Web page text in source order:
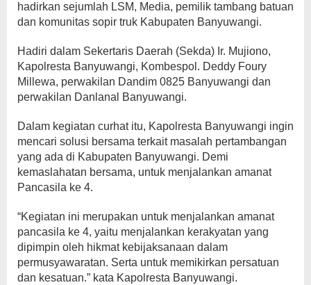
hadirkan sejumlah LSM, Media, pemilik tambang batuan
dan komunitas sopir truk Kabupaten Banyuwangi.
Hadiri dalam Sekertaris Daerah (Sekda) Ir. Mujiono,
Kapolresta Banyuwangi, Kombespol. Deddy Foury
Millewa, perwakilan Dandim 0825 Banyuwangi dan
perwakilan Danlanal Banyuwangi.
Dalam kegiatan curhat itu, Kapolresta Banyuwangi ingin
mencari solusi bersama terkait masalah pertambangan
yang ada di Kabupaten Banyuwangi. Demi
kemaslahatan bersama, untuk menjalankan amanat
Pancasila ke 4.
“Kegiatan ini merupakan untuk menjalankan amanat
pancasila ke 4, yaitu menjalankan kerakyatan yang
dipimpin oleh hikmat kebijaksanaan dalam
permusyawaratan. Serta untuk memikirkan persatuan
dan kesatuan.” kata Kapolresta Banyuwangi.